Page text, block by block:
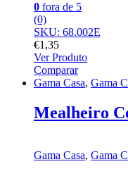
0 fora de 5
(0)
SKU: 68.002E
€1,35
Ver Produto
Comparar
Gama Casa, Gama
Mealheiro
Gama Casa, Gama